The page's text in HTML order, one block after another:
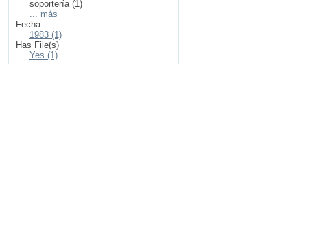
soportería (1)
... más
Fecha
1983 (1)
Has File(s)
Yes (1)